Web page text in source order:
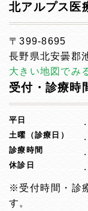
北アルプス
〒399-8695
長野県北安曇郡
大きい地図でみ
受付・診療時
平日
土曜（診療日）
診療時間
休診日
※受付時間・診
す。